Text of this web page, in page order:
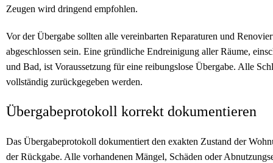
Zeugen wird dringend empfohlen.
Vor der Übergabe sollten alle vereinbarten Reparaturen und
abgeschlossen sein. Eine gründliche Endreinigung aller Räume,
und Bad, ist Voraussetzung für eine reibungslose Übergabe. Alle
vollständig zurückgegeben werden.
Übergabeprotokoll korrekt dokumentieren
Das Übergabeprotokoll dokumentiert den exakten Zustand der
der Rückgabe. Alle vorhandenen Mängel, Schäden oder